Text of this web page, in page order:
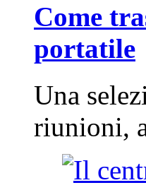
Come
portatile
Una
riunioni,